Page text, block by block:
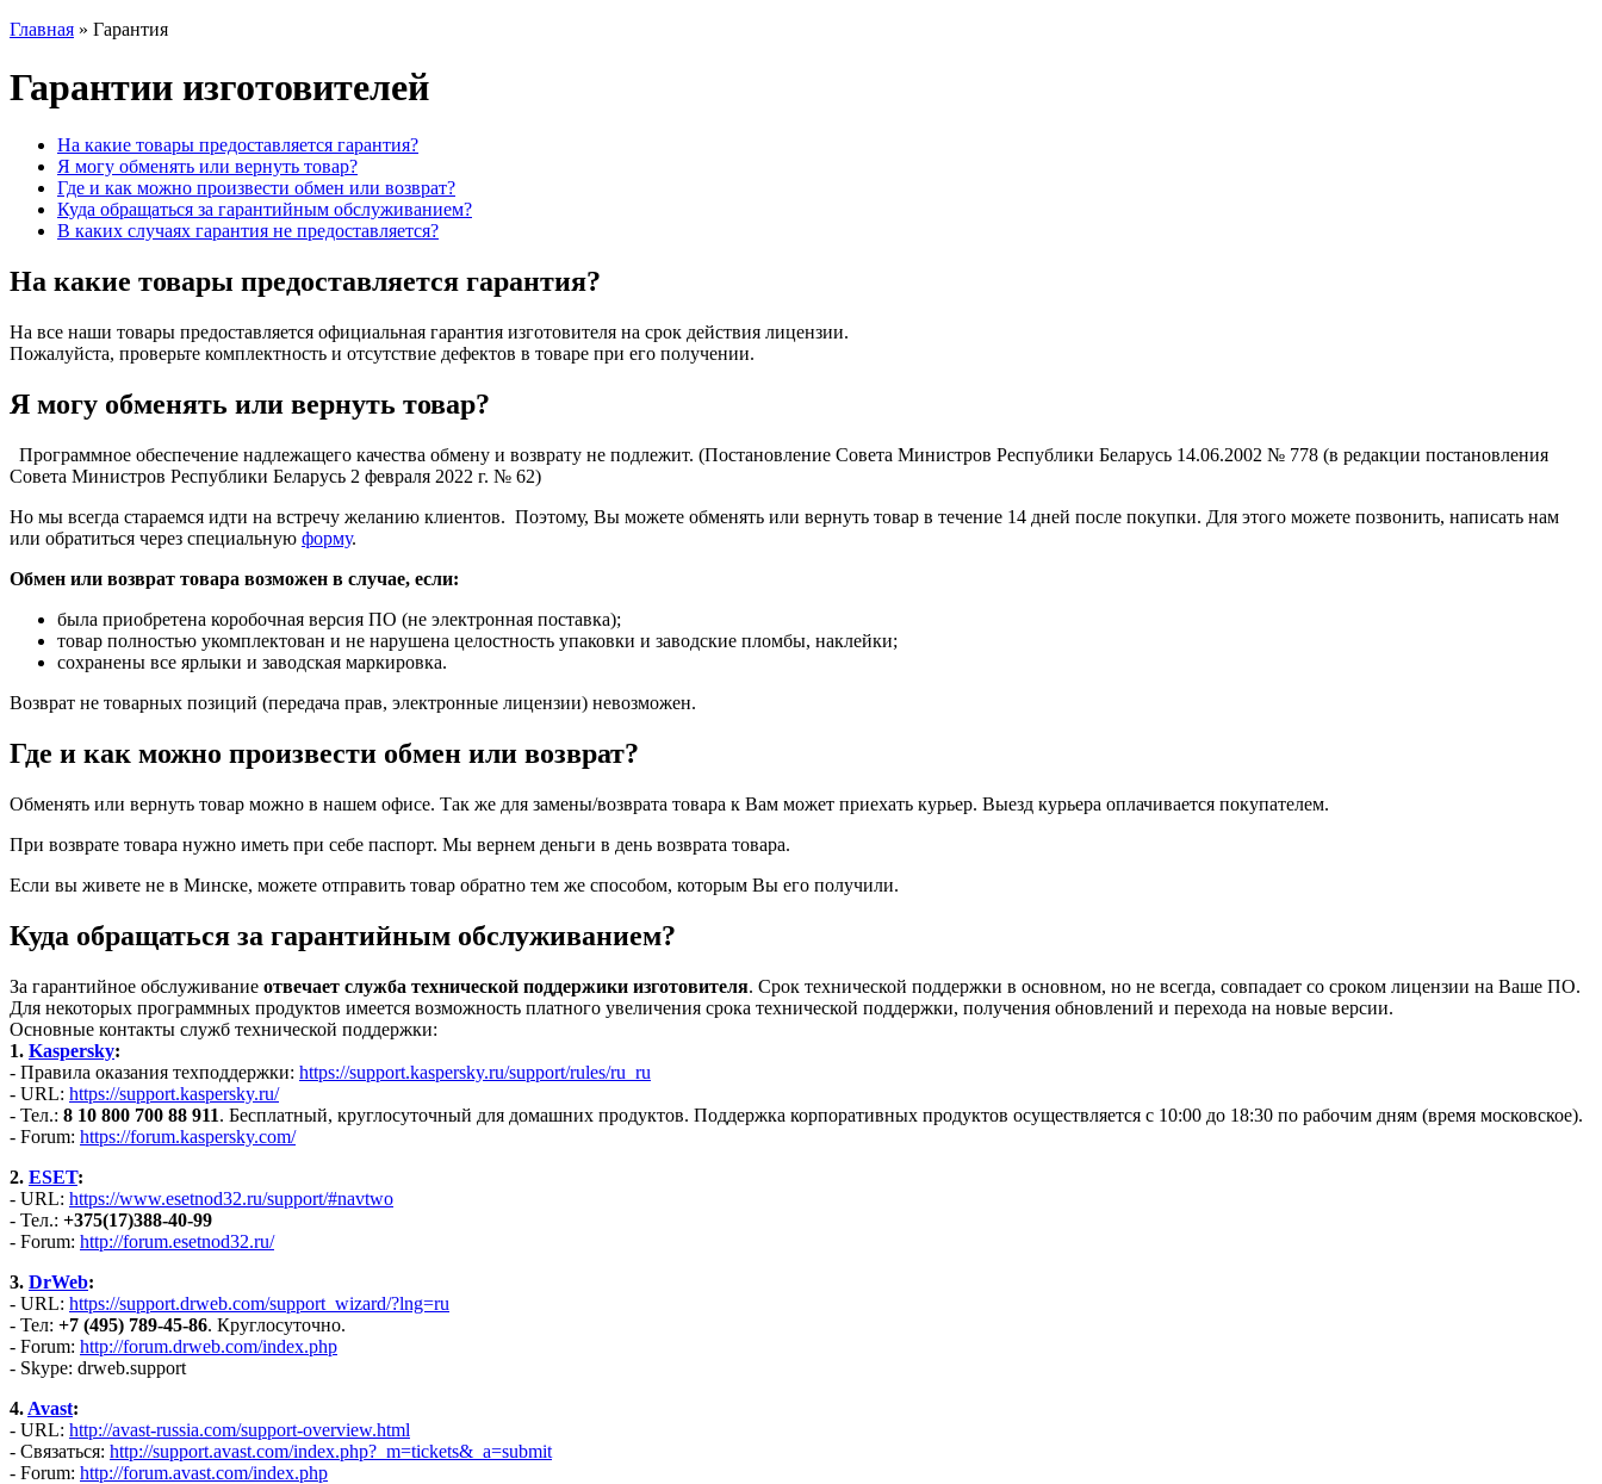
Главная » Гарантия
Гарантии изготовителей
На какие товары предоставляется гарантия?
Я могу обменять или вернуть товар?
Где и как можно произвести обмен или возврат?
Куда обращаться за гарантийным обслуживанием?
В каких случаях гарантия не предоставляется?
На какие товары предоставляется гарантия?
На все наши товары предоставляется официальная гарантия изготовителя на срок действия лицензии.
Пожалуйста, проверьте комплектность и отсутствие дефектов в товаре при его получении.
Я могу обменять или вернуть товар?
Программное обеспечение надлежащего качества обмену и возврату не подлежит. (Постановление Совета Министров Республики Беларусь 14.06.2002 № 778 (в редакции постановления
Совета Министров Республики Беларусь 2 февраля 2022 г. № 62)
Но мы всегда стараемся идти на встречу желанию клиентов. Поэтому, Вы можете обменять или вернуть товар в течение 14 дней после покупки. Для этого можете позвонить, написать нам
или обратиться через специальную форму.
Обмен или возврат товара возможен в случае, если:
была приобретена коробочная версия ПО (не электронная поставка);
товар полностью укомплектован и не нарушена целостность упаковки и заводские пломбы, наклейки;
сохранены все ярлыки и заводская маркировка.
Возврат не товарных позиций (передача прав, электронные лицензии) невозможен.
Где и как можно произвести обмен или возврат?
Обменять или вернуть товар можно в нашем офисе. Так же для замены/возврата товара к Вам может приехать курьер. Выезд курьера оплачивается покупателем.
При возврате товара нужно иметь при себе паспорт. Мы вернем деньги в день возврата товара.
Если вы живете не в Минске, можете отправить товар обратно тем же способом, которым Вы его получили.
Куда обращаться за гарантийным обслуживанием?
За гарантийное обслуживание отвечает служба технической поддержики изготовителя. Срок технической поддержки в основном, но не всегда, совпадает со сроком лицензии на Ваше ПО.
Для некоторых программных продуктов имеется возможность платного увеличения срока технической поддержки, получения обновлений и перехода на новые версии.
Основные контакты служб технической поддержки:
1. Kaspersky:
- Правила оказания техподдержки: https://support.kaspersky.ru/support/rules/ru_ru
- URL: https://support.kaspersky.ru/
- Тел.: 8 10 800 700 88 911. Бесплатный, круглосуточный для домашних продуктов. Поддержка корпоративных продуктов осуществляется с 10:00 до 18:30 по рабочим дням (время московское).
- Forum: https://forum.kaspersky.com/
2. ESET:
- URL: https://www.esetnod32.ru/support/#navtwo
- Тел.: +375(17)388-40-99
- Forum: http://forum.esetnod32.ru/
3. DrWeb:
- URL: https://support.drweb.com/support_wizard/?lng=ru
- Тел: +7 (495) 789-45-86. Круглосуточно.
- Forum: http://forum.drweb.com/index.php
- Skype: drweb.support
4. Avast:
- URL: http://avast-russia.com/support-overview.html
- Связаться: http://support.avast.com/index.php?_m=tickets&_a=submit
- Forum: http://forum.avast.com/index.php